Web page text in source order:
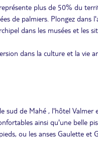
plus de 50% du
de palmiers. Plongez dans
dans les musées et les
dans la culture et la vie
sud de Mahé , l'hôtel
ainsi qu'une belle
ou les anses Gaulette et